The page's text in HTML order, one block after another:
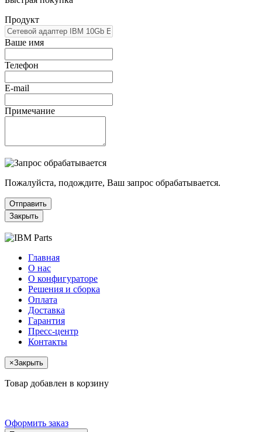
Продукт
Ваше имя
Телефон
E-mail
Примечание
Пожалуйста, подождите, Ваш запрос обрабатывается.
Отправить
Закрыть
Главная
О нас
О конфигураторе
Решения и сборка
Оплата
Доставка
Гарантия
Пресс-центр
Контакты
×Закрыть
Товар добавлен в корзину
Оформить заказ